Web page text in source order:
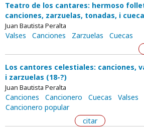
Teatro de los cantares: hermoso
canciones, zarzuelas, tonadas, i
Juan Bautista Peralta
Valses Canciones Zarzuelas
Cuecas
Los cantores celestiales: canciones,
i zarzuelas (18-?)
Juan Bautista Peralta
Canciones Cancionero Cuecas Valses
Cancionero popular
citar